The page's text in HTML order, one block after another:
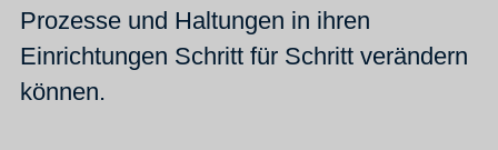
Prozesse und Haltungen in ihren
Einrichtungen Schritt für Schritt verändern
können.